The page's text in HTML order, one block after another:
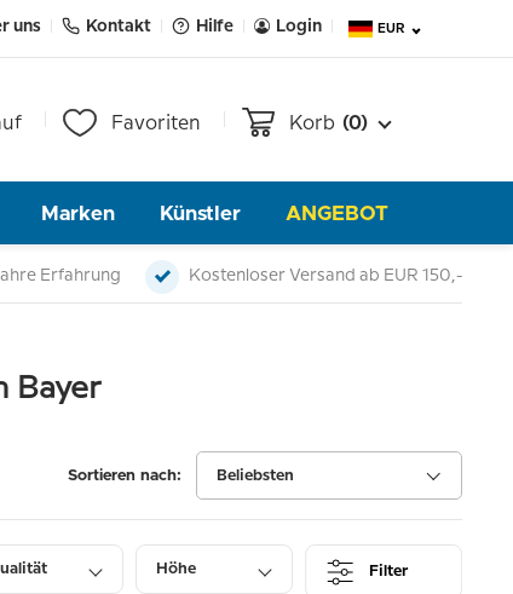
uns Kontakt Hilfe Login EUR
Favoriten Korb (0)
Marken Künstler ANGEBOT
Erfahrung Kostenloser Versand ab EUR 150,-
Bayer
Sortieren nach: Beliebsten
Höhe Filter